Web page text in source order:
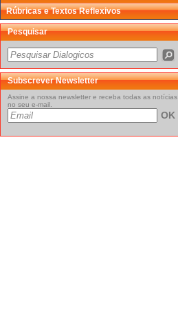
Rúbricas e Textos Reflexivos
Pesquisar
Subscrever Newsletter
Assine a nossa newsletter e receba todas as notícias
no seu e-mail.
OK